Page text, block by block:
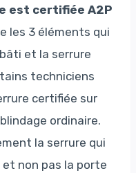
est certifiée A2P
les 3 éléments qui
et la serrure
techniciens
certifiée sur
ordinaire.
la serrure qui
non pas la porte